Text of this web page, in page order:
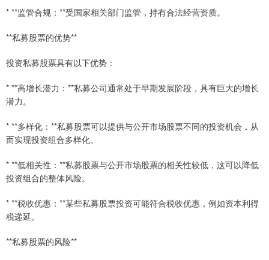
* **监管合规：**受国家相关部门监管，持有合法经营资质。
**私募股票的优势**
投资私募股票具有以下优势：
* **高增长潜力：**私募公司通常处于早期发展阶段，具有巨大的增长
潜力。
* **多样化：**私募股票可以提供与公开市场股票不同的投资机会，从
而实现投资组合多样化。
* **低相关性：**私募股票与公开市场股票的相关性较低，这可以降低
投资组合的整体风险。
* **税收优惠：**某些私募股票投资可能符合税收优惠，例如资本利得
税递延。
**私募股票的风险**